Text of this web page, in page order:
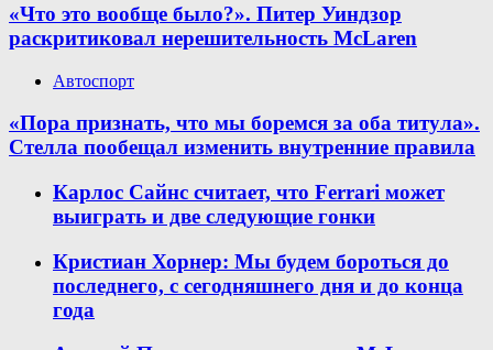
«Что это вообще было?». Питер Уиндзор
раскритиковал нерешительность McLaren
Автоспорт
«Пора признать, что мы боремся за оба титула».
Стелла пообещал изменить внутренние правила
Карлос Сайнс считает, что Ferrari может
выиграть и две следующие гонки
Кристиан Хорнер: Мы будем бороться до
последнего, с сегодняшнего дня и до конца
года